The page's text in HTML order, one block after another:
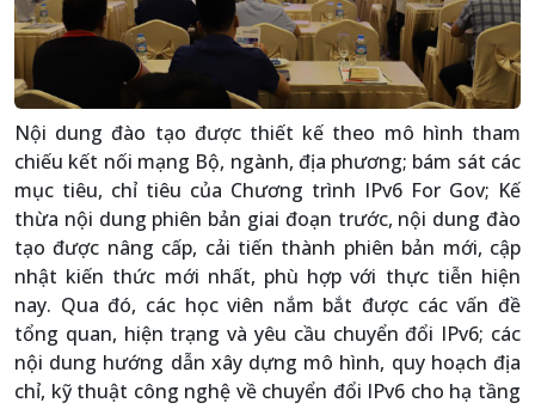
Nội dung đào tạo được thiết kế theo mô hình tham
chiếu kết nối mạng Bộ, ngành, địa phương; bám sát các
mục tiêu, chỉ tiêu của Chương trình IPv6 For Gov; Kế
thừa nội dung phiên bản giai đoạn trước, nội dung đào
tạo được nâng cấp, cải tiến thành phiên bản mới, cập
nhật kiến thức mới nhất, phù hợp với thực tiễn hiện
nay. Qua đó, các học viên nắm bắt được các vấn đề
tổng quan, hiện trạng và yêu cầu chuyển đổi IPv6; các
nội dung hướng dẫn xây dựng mô hình, quy hoạch địa
chỉ, kỹ thuật công nghệ về chuyển đổi IPv6 cho hạ tầng